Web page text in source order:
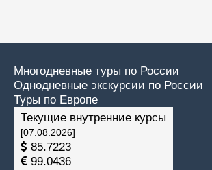
Многодневные туры по России
Однодневные экскурсии по России
Туры по Европе
Текущие внутренние курсы
[07.08.2026]
85.7223
99.0436